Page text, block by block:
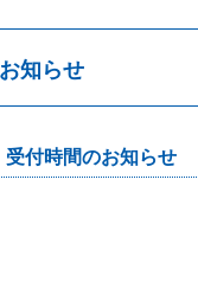
知らせ
付時間のお知らせ